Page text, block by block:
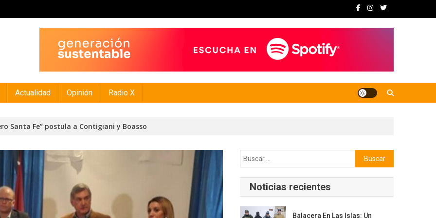
Actualidad Opinión Radio X
Santa Fe” postula a Contigiani y Boasso
Buscar:
Noticias recientes
Balacera En Las Islas: Un